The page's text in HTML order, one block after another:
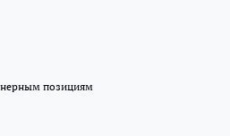
позициям